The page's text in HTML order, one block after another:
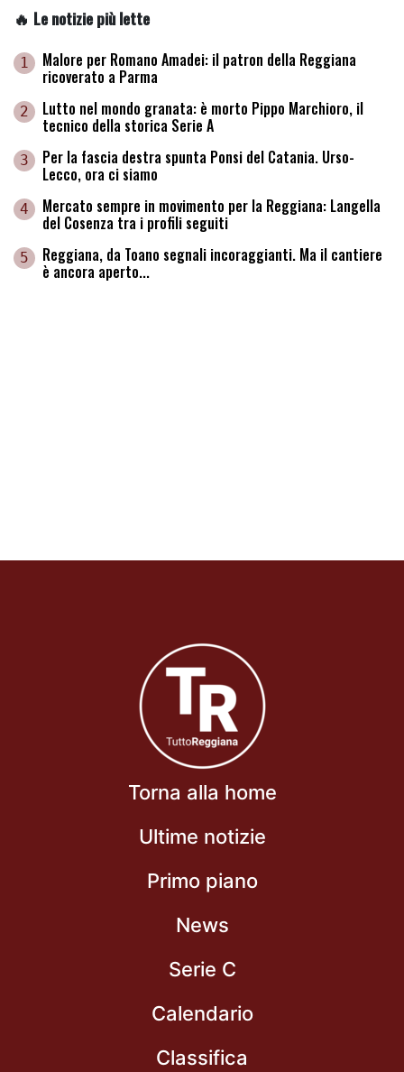
🔥 Le notizie più lette
1 Malore per Romano Amadei: il patron della Reggiana
ricoverato a Parma
2 Lutto nel mondo granata: è morto Pippo Marchioro, il
tecnico della storica Serie A
3 Per la fascia destra spunta Ponsi del Catania. Urso-
Lecco, ora ci siamo
4 Mercato sempre in movimento per la Reggiana: Langella
del Cosenza tra i profili seguiti
5 Reggiana, da Toano segnali incoraggianti. Ma il cantiere
è ancora aperto...
Torna alla home
Ultime notizie
Primo piano
News
Serie C
Calendario
Classifica